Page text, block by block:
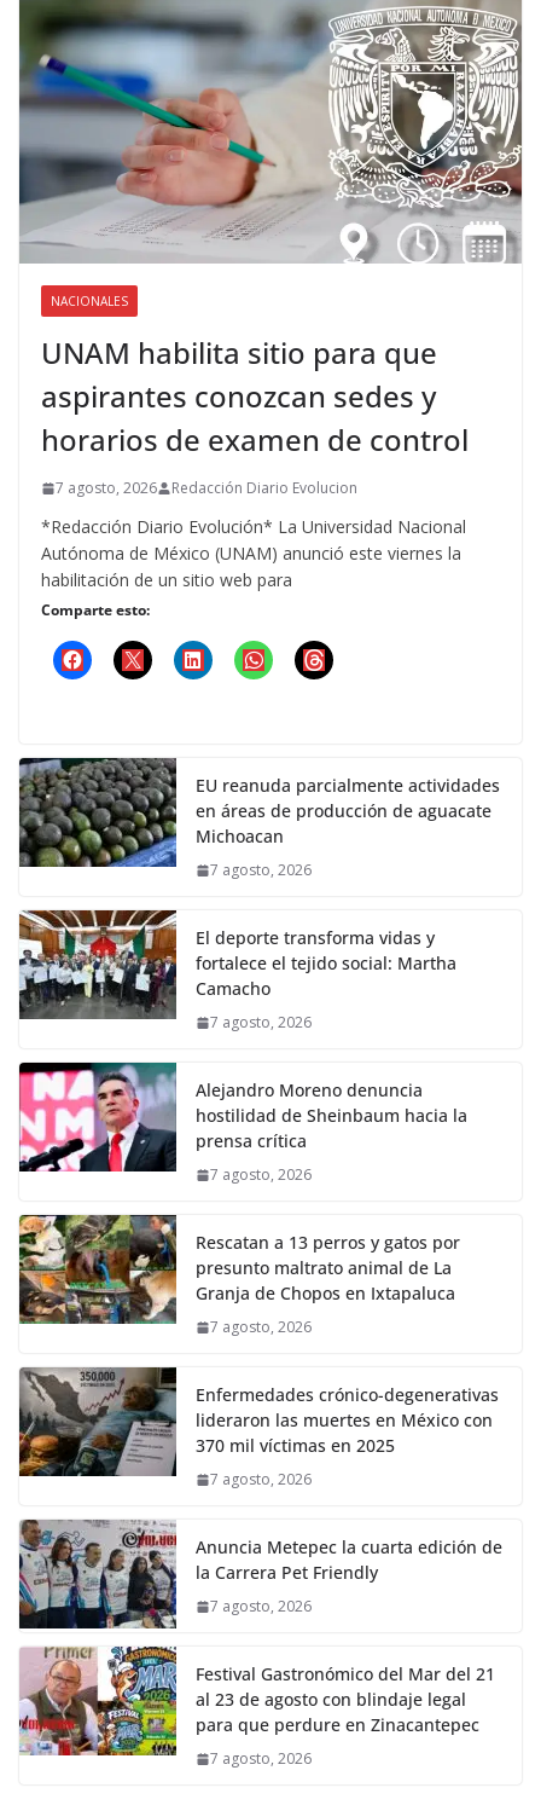
NACIONALES
UNAM habilita sitio para que
aspirantes conozcan sedes y
horarios de examen de control
7 agosto, 2026 Redacción Diario Evolucion
*Redacción Diario Evolución* La Universidad Nacional
Autónoma de México (UNAM) anunció este viernes la
habilitación de un sitio web para
Comparte esto:
EU reanuda parcialmente actividades
en áreas de producción de aguacate
Michoacan
7 agosto, 2026
El deporte transforma vidas y
fortalece el tejido social: Martha
Camacho
7 agosto, 2026
Alejandro Moreno denuncia
hostilidad de Sheinbaum hacia la
prensa crítica
7 agosto, 2026
Rescatan a 13 perros y gatos por
presunto maltrato animal de La
Granja de Chopos en Ixtapaluca
7 agosto, 2026
Enfermedades crónico-degenerativas
lideraron las muertes en México con
370 mil víctimas en 2025
7 agosto, 2026
Anuncia Metepec la cuarta edición de
la Carrera Pet Friendly
7 agosto, 2026
Festival Gastronómico del Mar del 21
al 23 de agosto con blindaje legal
para que perdure en Zinacantepec
7 agosto, 2026